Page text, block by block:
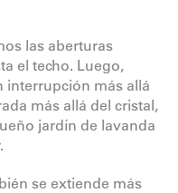
las aberturas
el techo. Luego,
interrupción más allá
más allá del cristal,
jardín de lavanda
se extiende más